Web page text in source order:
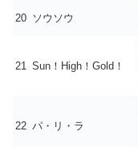
20 ソウソウ
21 Sun！High！Gold！
22 パ・リ・ラ